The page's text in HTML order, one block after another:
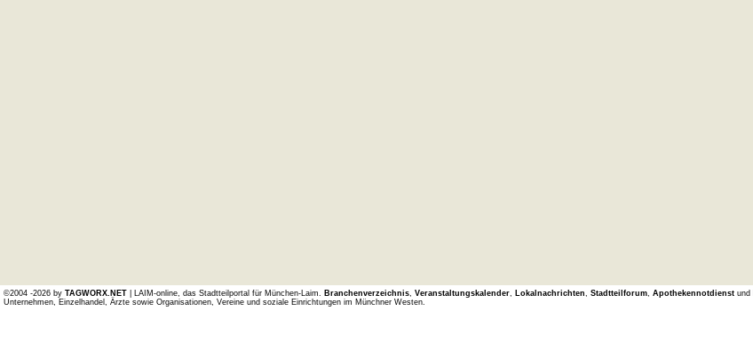
©2004 -2026 by TAGWORX.NET| LAIM-online, das Stadtteilportal für München-Laim. Branchenverzeichnis, Veranstaltungskalender, Lokalnachrichten Stadtteilforum, Apothekennotdienstund
Unternehmen, Einzelhandel, Ärzte sowie Organisationen, Vereine und soziale Einrichtungen im Münchner Westen.